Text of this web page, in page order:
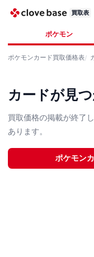
買取表
ポケモン
ポケモンカード買取価格表
カードが見
買取価格の掲載が終了
あります。
ポケモン